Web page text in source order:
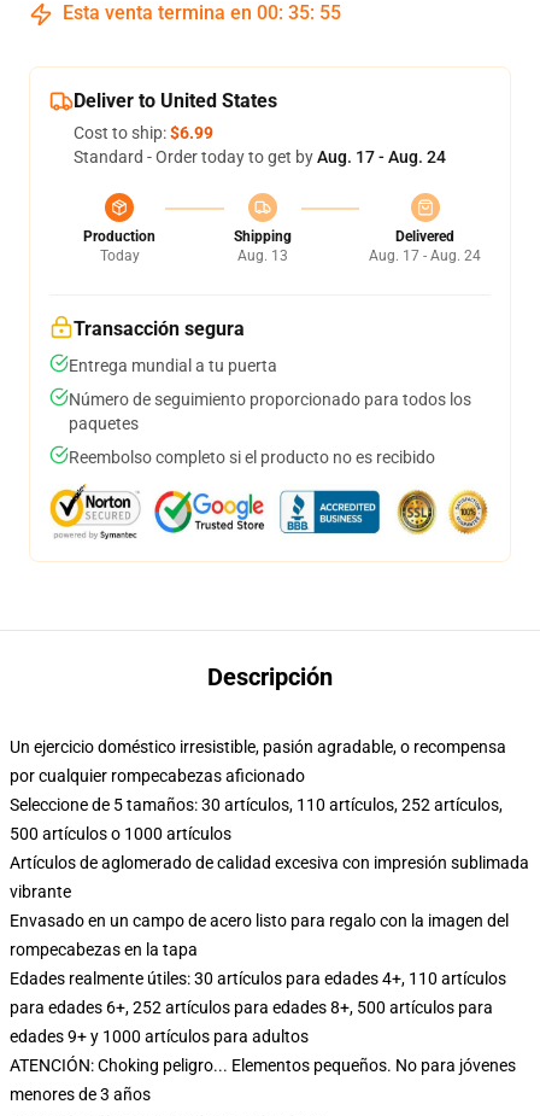
Esta venta termina en 00: 35: 54
Deliver to United States
Cost to ship:$6.99
Standard - Order today to get byAug. 17 - Aug. 24
Production
Today
Shipping
Aug. 13
Delivered
Aug. 17 - Aug. 24
Transacción segura
Entrega mundial a tu puerta
Número de seguimiento proporcionado para todos los
paquetes
Reembolso completo si el producto no es recibido
Descripción
Un ejercicio doméstico irresistible, pasión agradable, o recompensa
por cualquier rompecabezas aficionado
Seleccione de 5 tamaños: 30 artículos, 110 artículos, 252 artículos,
500 artículos o 1000 artículos
Artículos de aglomerado de calidad excesiva con impresión sublimada
vibrante
Envasado en un campo de acero listo para regalo con la imagen del
rompecabezas en la tapa
Edades realmente útiles: 30 artículos para edades 4+, 110 artículos
para edades 6+, 252 artículos para edades 8+, 500 artículos para
edades 9+ y 1000 artículos para adultos
ATENCIÓN: Choking peligro... Elementos pequeños. No para jóvenes
menores de 3 años